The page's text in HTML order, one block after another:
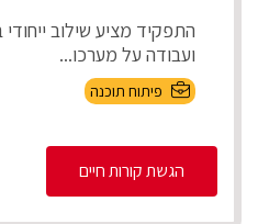
התפקיד מציע שילוב ייחודי
ועבודה על מערכו...
פיתוח תוכנה
הגשת קורות חיים